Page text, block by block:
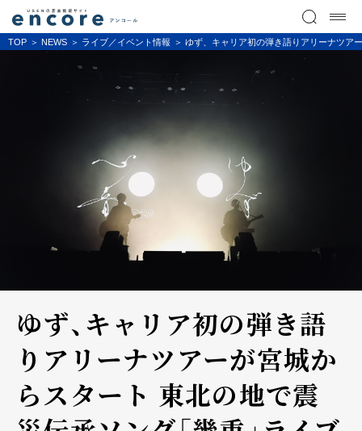
TOP NEWS ライブ／イベント情報 ゆず、キャリア初の弾き語りアリーナツア
ゆず、キャリア初の弾き語
りアリーナツアーが宮城か
らスタート 東北の地で震